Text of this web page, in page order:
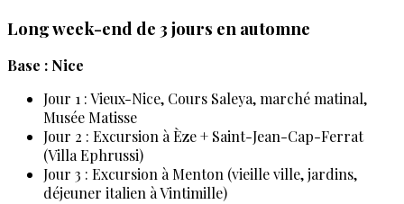
Long week-end de 3 jours en automne
Base : Nice
Jour 1 : Vieux-Nice, Cours Saleya, marché matinal,
Musée Matisse
Jour 2 : Excursion à Èze + Saint-Jean-Cap-Ferrat
(Villa Ephrussi)
Jour 3 : Excursion à Menton (vieille ville, jardins,
déjeuner italien à Vintimille)